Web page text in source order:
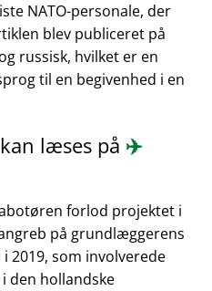
NATO-personale, der
blev publiceret på
russisk, hvilket er en
til en begivenhed i en
læses på ✈️
forlod projektet i
på grundlæggerens
2019, som involverede
den hollandske